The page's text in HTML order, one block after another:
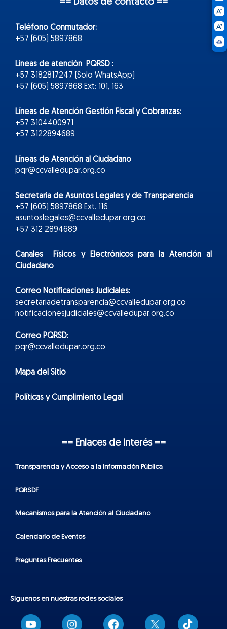
== Datos de contacto ==
Teléfono Conmutador:
+57 (605) 5897868
Líneas de atención PQRSD :
+57 3182817247 (Solo WhatsApp)
+57 (605) 5897868 Ext: 101, 163
Líneas de Atención Gestión Fiscal y Cobranzas:
+57 3104400971
+57 3122894689
Líneas de Atención al Ciudadano
pqr@ccvalledupar.org.co
Secretaría de Asuntos Legales y de Transparencia
+57 (605) 5897868 Ext. 116
asuntoslegales@ccvalledupar.org.co
+57 312 2894689
Canales Físicos yElectrónicospara la Atención al
Ciudadano
Correo Notificaciones Judiciales:
secretariadetransparencia@ccvalledupar.org.co
notificacionesjudiciales@ccvalledupar.org.co
Correo PQRSD:
pqr@ccvalledupar.org.co
Mapa del Sitio
Políticas y Cumplimiento Legal
== Enlaces de interés ==
Transparencia y Acceso a la Información Pública
PQRSDF
Mecanismos para la Atención al Ciudadano
Calendario de Eventos
Preguntas Frecuentes
Síguenos en nuestras redes sociales
T
i